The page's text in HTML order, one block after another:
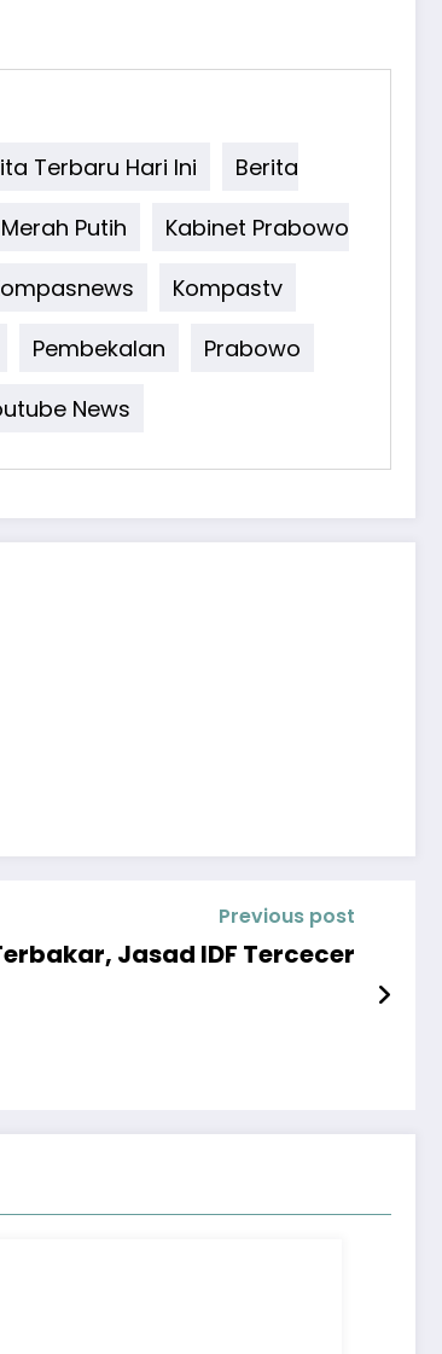
Terbaru Hari Ini
Berita
Putih
Kabinet Prabowo
Kompastv
Pembekalan
Prabowo
News
Previous post
Jasad IDF Tercecer